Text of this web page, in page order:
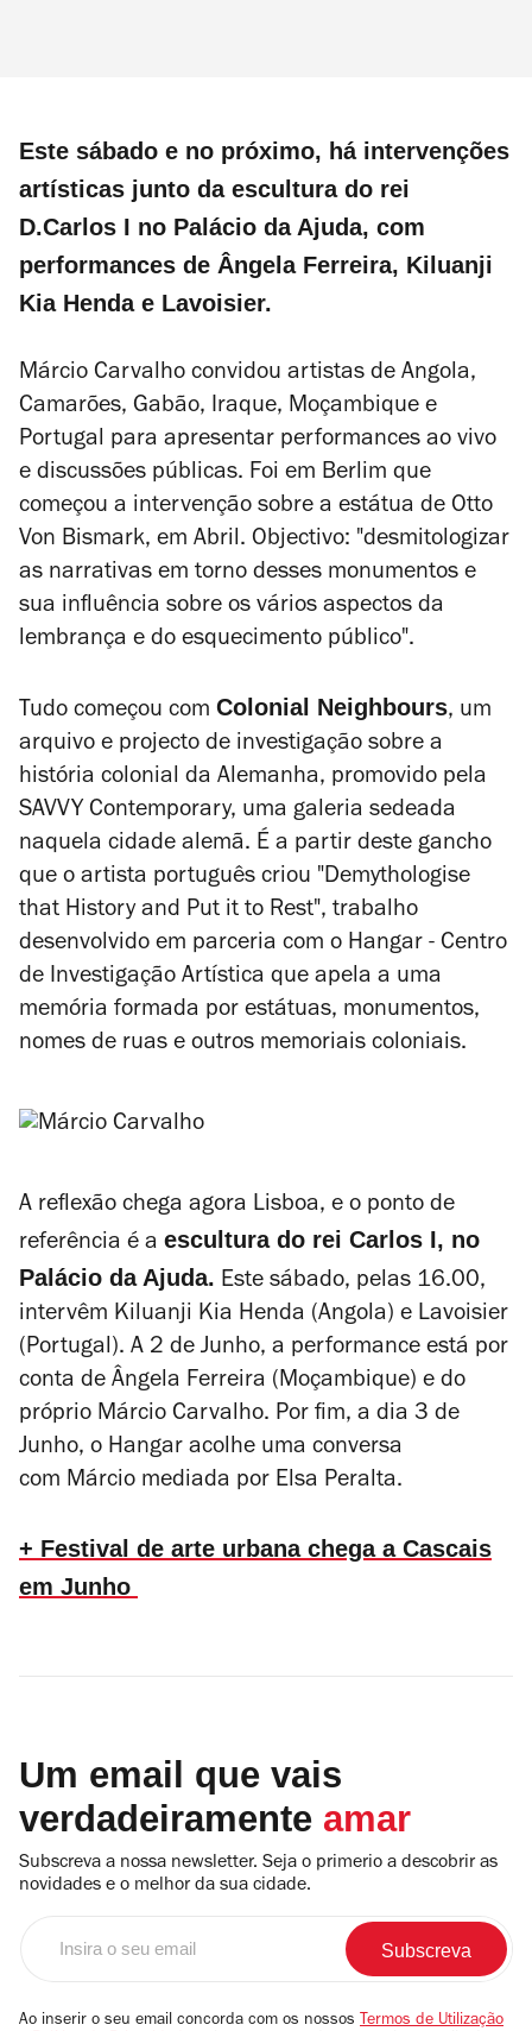
Este sábado e no próximo, há intervenções
artísticas junto da escultura do rei
D.Carlos I no Palácio da Ajuda, com
performances de Ângela Ferreira, Kiluanji
Kia Henda e Lavoisier.
Márcio Carvalho convidou artistas de Angola,
Camarões, Gabão, Iraque, Moçambique e
Portugal para apresentar performances ao vivo
e discussões públicas. Foi em Berlim que
começou a intervenção sobre a estátua de Otto
Von Bismark, em Abril. Objectivo: "desmitologizar
as narrativas em torno desses monumentos e
sua influência sobre os vários aspectos da
lembrança e do esquecimento público".
Tudo começou com Colonial Neighbours, um
arquivo e projecto de investigação sobre a
história colonial da Alemanha, promovido pela
SAVVY Contemporary, uma galeria sedeada
naquela cidade alemã. É a partir deste gancho
que o artista português criou "Demythologise
that History and Put it to Rest", trabalho
desenvolvido em parceria com o Hangar - Centro
de Investigação Artística que apela a uma
memória formada por estátuas, monumentos,
nomes de ruas e outros memoriais coloniais.
A reflexão chega agora Lisboa, e o ponto de
referência é a escultura do rei Carlos I, no
Palácio da Ajuda. Este sábado, pelas 16.00,
intervêm Kiluanji Kia Henda (Angola) e Lavoisier
(Portugal). A 2 de Junho, a performance está por
conta de Ângela Ferreira (Moçambique) e do
próprio Márcio Carvalho. Por fim, a dia 3 de
Junho, o Hangar acolhe uma conversa
com Márcio mediada por Elsa Peralta.
+ Festival de arte urbana chega a Cascais
em Junho
Um email que vais
verdadeiramente amar
Subscreva a nossa newsletter. Seja o primerio a descobrir as
novidades e o melhor da sua cidade.
email
Ao inserir o seu email concorda com os nossos Termos de Utilização